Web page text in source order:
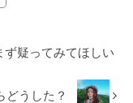
ず疑ってみてほしい
どうした？